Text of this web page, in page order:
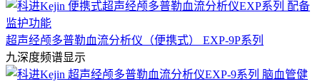
超声经颅多普勒血流分析仪（便携式） EXP-9P系列
九深度频谱显示